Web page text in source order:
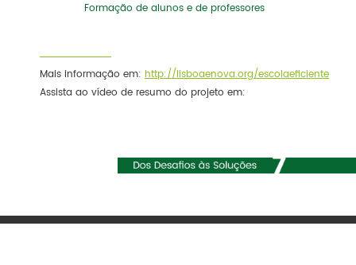
Formação de alunos e de professores
Mais informação em: http://lisboaenova.org/escolaeficiente
Assista ao vídeo de resumo do projeto em: